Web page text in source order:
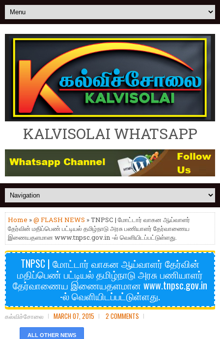
KALVISOLAI WHATSAPP
Home »@ FLASH NEWS » TNPSC | மோட்டார் வாகன ஆய்வாளர்
தேர்வின் மதிப்பெண் பட்டியல் தமிழ்நாடு அரசு பணியாளர் தேர்வாணைய
இணையதளமான www.tnpsc.gov.in -ல் வெளியிடப்பட்டுள்ளது.
TNPSC | மோட்டார் வாகன ஆய்வாளர் தேர்வின்
மதிப்பெண் பட்டியல் தமிழ்நாடு அரசு பணியாளர்
தேர்வாணைய இணையதளமான www.tnpsc.gov.in
-ல் வெளியிடப்பட்டுள்ளது.
கல்விச்சோலை MARCH 07, 2015 2 COMMENTS
ALL OTHER NEWS